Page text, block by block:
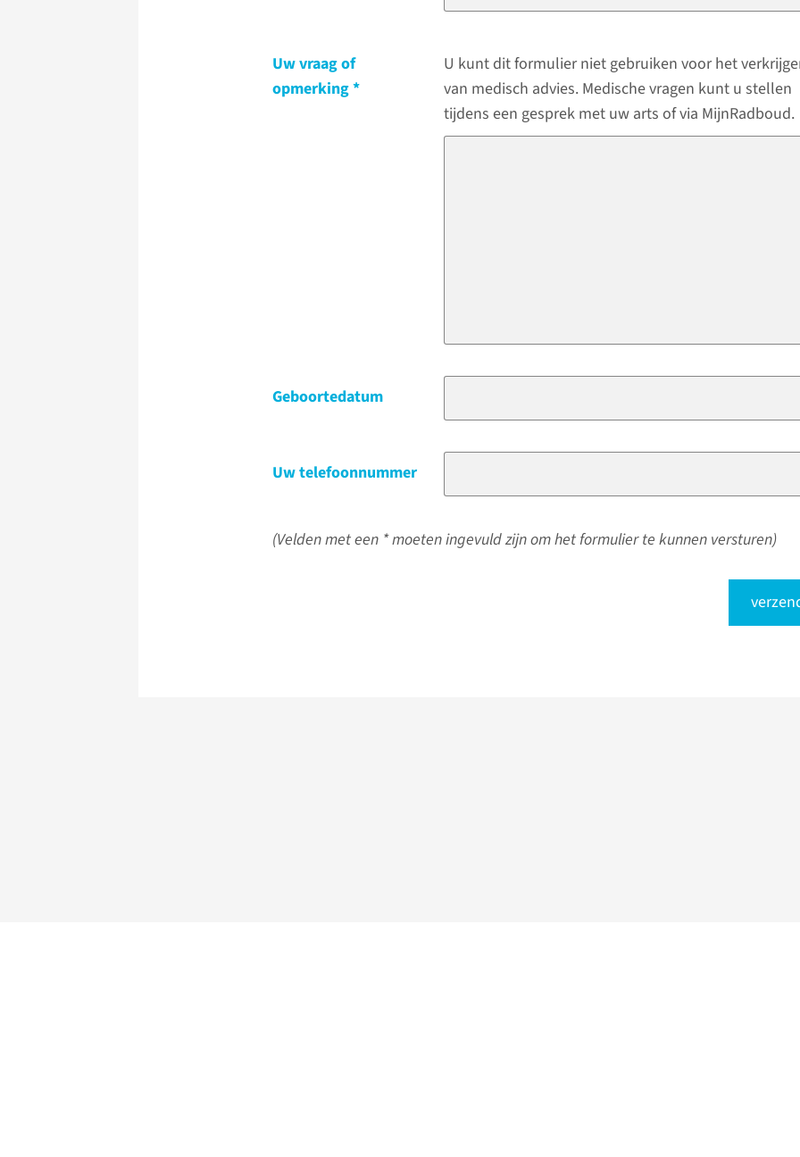
Uw vraag of
opmerking
U kunt dit formulier niet gebruiken voor het
van medisch advies. Medische vragen kunt u stellen
tijdens een gesprek met uw arts of via MijnRadboud.
Geboortedatum
Uw telefoonnummer
(Velden met een * moeten ingevuld zijn om het formulier te kunnen versturen)